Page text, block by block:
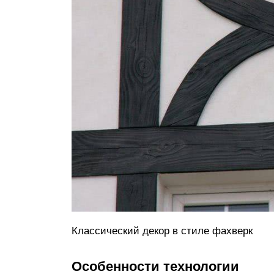
Классический декор в стиле фахверк
Особенности технологии